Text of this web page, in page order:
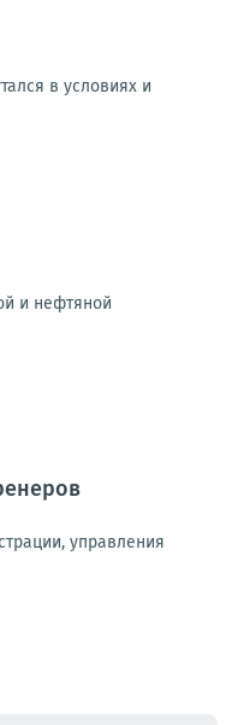
в условиях и
и нефтяной
управления